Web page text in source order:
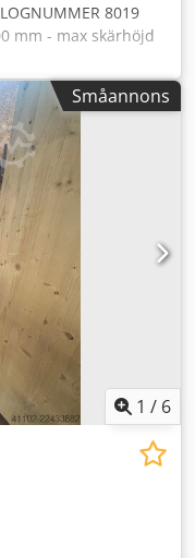
8019
mm - max skärhöjd
550 mm -
tryck -
bredd/höjd
– för kantning av
sågstyrning –
– begagnad såg, i
Nettopris: 39
på kurs 4,20 EUR
Småannons
1 / 6